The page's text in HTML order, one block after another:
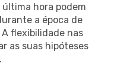
hora podem
a época de
A flexibilidade nas
as suas hipóteses